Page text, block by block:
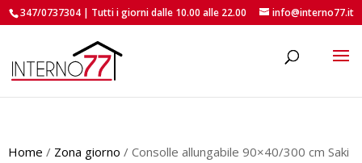
347/0737304 | Tutti i giorni dalle 10.00 alle 22.00 info@interno77.it
Home / Zona giorno / Consolle allungabile 90×40/300 cm Saki